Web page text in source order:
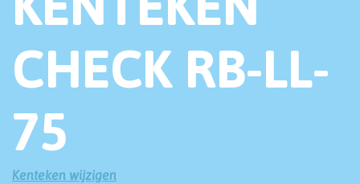
CHECK RB-LL-
75
Kenteken wijzigen